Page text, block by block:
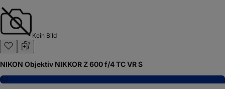
Kein Bild
NIKON Objektiv NIKKOR Z 600 f/4 TC VR S
8,3